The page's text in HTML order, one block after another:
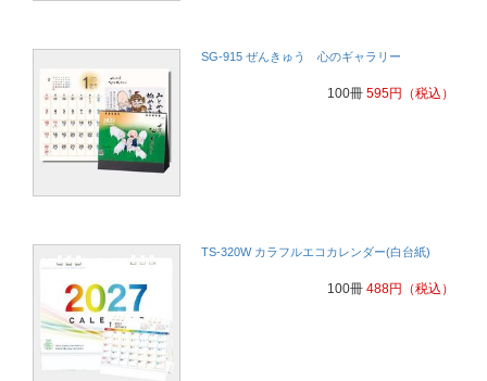
大きくて見やすいこと。六曜がついている事。毎年同じカレンダーに
していますが、とても好評で皆さん楽しみにしていただいているよう
ですので、今年も同じものを注文しました。
税務会計
お客様の評判が良いから
毎年こちらで購入しているため。(記入欄が大きいので予定がかきこ
委託・研究開発
お客様に楽しみにしていただいているので、今年も同じカレンダーを
注文させていただきました。
SG-915 ぜんきゅう 心のギャラリー
100冊 595円 （税込）
TS-320W カラフルエコカレンダー(白台紙)
100冊 488円 （税込）